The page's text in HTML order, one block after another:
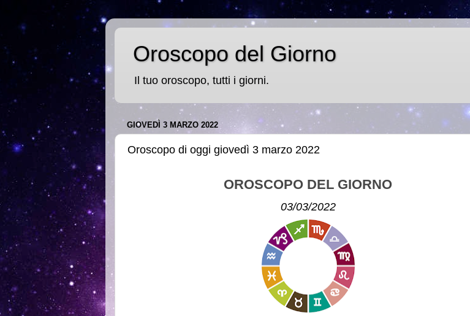
Oroscopo del Giorno
Il tuo oroscopo, tutti i giorni.
GIOVEDÌ 3 MARZO 2022
Oroscopo di oggi giovedì 3 marzo 2022
OROSCOPO DEL GIORNO
03/03/2022